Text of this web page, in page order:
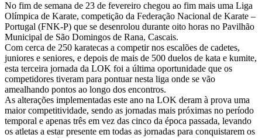
No fim de semana de 23 de fevereiro chegou ao fim mais uma Liga
Olímpica de Karate, competição da Federação Nacional de Karate –
Portugal (FNK-P) que se desenrolou durante oito horas no Pavilhão
Municipal de São Domingos de Rana, Cascais.
Com cerca de 250 karatecas a competir nos escalões de cadetes,
juniores e seniores, e depois de mais de 500 duelos de kata e kumite,
esta terceira jornada da LOK foi a última oportunidade que os
competidores tiveram para pontuar nesta liga onde se vão
amealhando pontos ao longo dos encontros.
As alterações implementadas este ano na LOK deram à prova uma
maior competitividade, sendo as jornadas mais próximas no período
temporal e apenas três em vez das cinco da época passada, levando
os atletas a estar presente em todas as jornadas para conquistarem os